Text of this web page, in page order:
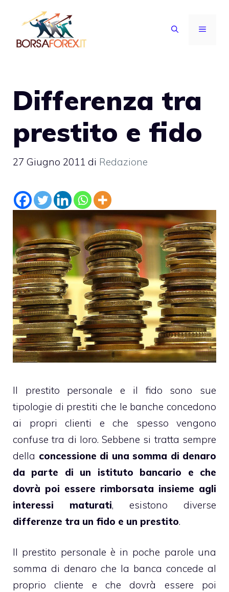
contenuto
MENU
Differenza tra
prestito e fido
27 Giugno 2011 di Redazione
Il prestito personale e il fido sono sue
tipologie di prestiti che le banche concedono
ai propri clienti e che spesso vengono
confuse tra di loro. Sebbene si tratta sempre
della concessione di una somma di denaro
da parte di un istituto bancario e che
dovrà poi essere rimborsata insieme agli
interessi maturati, esistono diverse
differenze tra un fido e un prestito.
Il prestito personale è in poche parole una
somma di denaro che la banca concede al
proprio cliente e che dovrà essere poi